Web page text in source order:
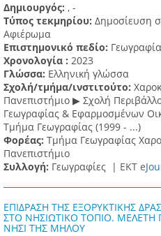
Δημιουργός: , -
Τύπος τεκμηρίου: Δημοσίευση
Αφιέρωμα
Επιστημονικό πεδίο: Γεωγραφία
Χρονολογία : 2023
Γλώσσα: Ελληνική γλώσσα
Σχολή/τμήμα/ινστιτούτο:
Πανεπιστήμιο ▶ Σχολή
Γεωγραφίας & Εφαρμοσμένων
Τμήμα Γεωγραφίας (1999 - ...)
Φορέας: Τμήμα Γεωγραφίας
Πανεπιστήμιο
Συλλογή: Γεωγραφίες | ΕΚΤ e
ΕΠΙΔΡΑΣΗ ΤΗΣ ΕΞΟΡΥΚΤΙΚΗΣ
ΣΤΟ ΝΗΣΙΩΤΙΚΟ ΤΟΠΙΟ. ΜΕΛΕΤΗ
ΝΗΣΙ ΤΗΣ ΜΗΛΟΥ